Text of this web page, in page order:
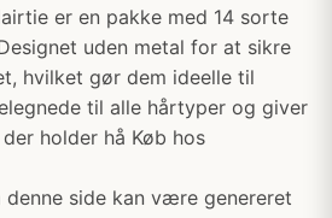
er en pakke med 14 sorte
uden metal for at sikre
hvilket gør dem ideelle til
til alle hårtyper og giver
holder hå Køb hos
side kan være genereret